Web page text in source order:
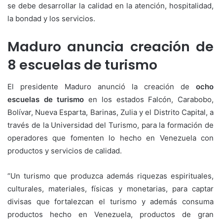
se debe desarrollar la calidad en la atención, hospitalidad,
la bondad y los servicios.
Maduro anuncia creación de
8 escuelas de turismo
El presidente Maduro anunció la creación de ocho
escuelas de turismo en los estados Falcón, Carabobo,
Bolívar, Nueva Esparta, Barinas, Zulia y el Distrito Capital, a
través de la Universidad del Turismo, para la formación de
operadores que fomenten lo hecho en Venezuela con
productos y servicios de calidad.
“Un turismo que produzca además riquezas espirituales,
culturales, materiales, físicas y monetarias, para captar
divisas que fortalezcan el turismo y además consuma
productos hecho en Venezuela, productos de gran